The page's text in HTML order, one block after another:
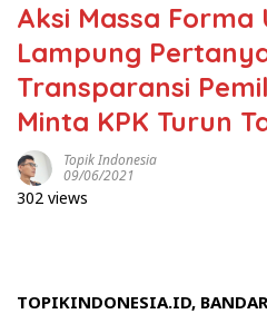
Aksi Massa Forma
Lampung
Transparansi
Minta KPK Turun
Topik Indonesia
09/06/2021
302 views
TOPIKINDONESIA.ID,